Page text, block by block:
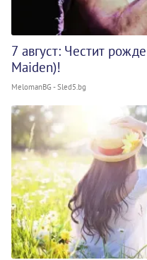
7 август: Честит
Maiden)!
MelomanBG - Sled5.bg